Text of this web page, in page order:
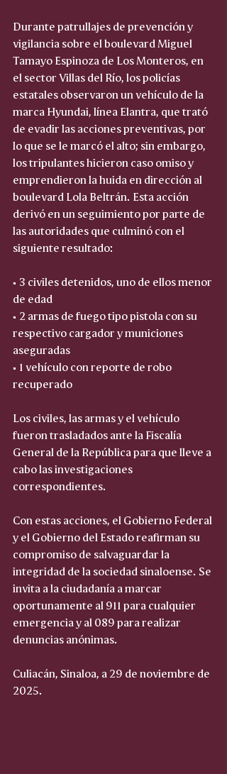
Durante patrullajes de prevención y
vigilancia sobre el boulevard Miguel
Tamayo Espinoza de Los Monteros, en
el sector Villas del Río, los policías
estatales observaron un vehículo de la
marca Hyundai, línea Elantra, que trató
de evadir las acciones preventivas, por
lo que se le marcó el alto; sin embargo,
los tripulantes hicieron caso omiso y
emprendieron la huida en dirección al
boulevard Lola Beltrán. Esta acción
derivó en un seguimiento por parte de
las autoridades que culminó con el
siguiente resultado:
• 3 civiles detenidos, uno de ellos menor
de edad
• 2 armas de fuego tipo pistola con su
respectivo cargador y municiones
aseguradas
• 1 vehículo con reporte de robo
recuperado
Los civiles, las armas y el vehículo
fueron trasladados ante la Fiscalía
General de la República para que lleve a
cabo las investigaciones
correspondientes.
Con estas acciones, el Gobierno Federal
y el Gobierno del Estado reafirman su
compromiso de salvaguardar la
integridad de la sociedad sinaloense. Se
invita a la ciudadanía a marcar
oportunamente al 911 para cualquier
emergencia y al 089 para realizar
denuncias anónimas.
Culiacán, Sinaloa, a 29 de noviembre de
2025.